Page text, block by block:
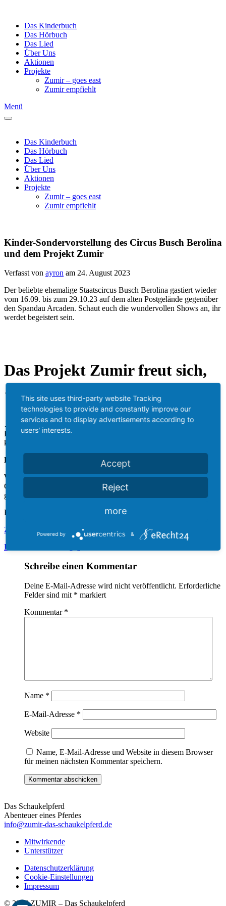
Das Kinderbuch
Das Hörbuch
Das Lied
Über Uns
Aktionen
Projekte
Zumir – goes east
Zumir empfiehlt
Menü
Das Kinderbuch
Das Hörbuch
Das Lied
Über Uns
Aktionen
Projekte
Zumir – goes east
Zumir empfiehlt
Kinder-Sondervorstellung des Circus Busch Berolina
und dem Projekt Zumir
Verfasst von ayron am 24. August 2023
Der beliebte ehemalige Staatscircus Busch Berolina gastiert wieder
vom 16.09. bis zum 29.10.23 auf dem alten Postgelände gegenüber
den Spandau Arcaden. Schaut euch die wundervollen Shows an, ihr
werdet begeistert sein.
Das Projekt Zumir freut sich,
…
… gemeinsam mit dem Circus Busch Berolina Kinder aus
Kinderheimen, der Arche, ukrainische Familien u.a.m. zu einer
kostenlosen Sonderveranstaltung einladen zu dürfen.
Der Termin und die Kinder werden direkt informiert.
Wir bedanken uns bei der Familie Spindler und den ArtistInnen,
Clowns, AkrobatInnen und allen anderen HelferInnen, für ihr
großes Herz und Engagement für Kinder.
Euer Zumir -Team
Zurück
Kein Kommentar abgegeben
Schreibe einen Kommentar
Deine E-Mail-Adresse wird nicht veröffentlicht. Erforderliche
Felder sind mit * markiert
Kommentar *
Name *
E-Mail-Adresse *
Website
Name, E-Mail-Adresse und Website in diesem Browser
für meinen nächsten Kommentar speichern.
Das Schaukelpferd
Abenteuer eines Pferdes
info@zumir-das-schaukelpferd.de
Mitwirkende
Unterstützer
Datenschutzerklärung
Cookie-Einstellungen
Impressum
© 2026 ZUMIR – Das Schaukelpferd
This site uses third-party website Tracking
technologies to provide and constantly improve our
services and to display advertisements according to
users' interests.
Accept
Reject
more
Powered by &